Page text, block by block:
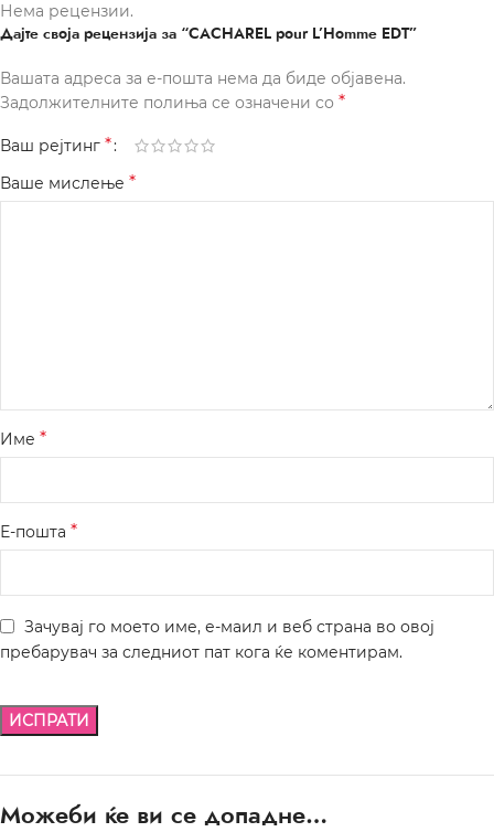
Нема рецензии.
Дајте своја рецензија за “CACHAREL pour L’Homme EDT”
Вашата адреса за е-пошта нема да биде објавена.
Задолжителните полиња се означени со *
Ваш рејтинг *
Ваше мислење *
Име *
Е-пошта *
Зачувај го моето име, е-маил и веб страна во овој
пребарувач за следниот пат кога ќе коментирам.
Можеби ќе ви се допадне…